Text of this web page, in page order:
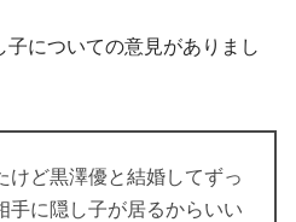
についての意見がありまし
けど黒澤優と結婚してずっ
手に隠し子が居るからいい